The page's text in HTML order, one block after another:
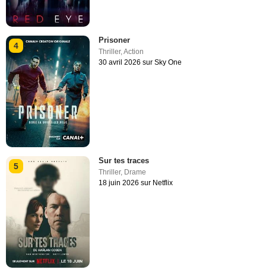
4
Prisoner
Thriller,Action
30 avril 2026 sur Sky One
5
Sur tes traces
Thriller, Drame
18 juin 2026 sur Netflix